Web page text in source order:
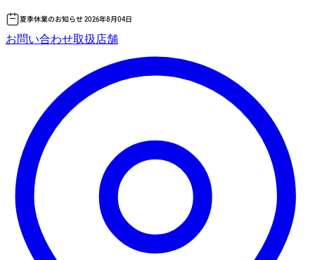
ン
ス
キッ
夏季休業のお知らせ 2026年8月04日
お問い合わせ取扱店舗